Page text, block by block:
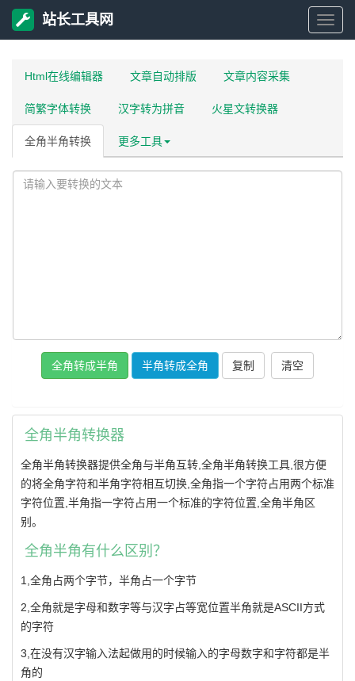
站
站长工具网
Html在线编辑器 文章自动排版 文章内容采集
简繁字体转换 汉字转为拼音 火星文转换器
全角半角转换 更多工具
复制
全角半角转换器
全角半角转换器提供全角与半角互转,全角半角转换工具,很方便
的将全角字符和半角字符相互切换,全角指一个字符占用两个标准
字符位置,半角指一字符占用一个标准的字符位置,全角半角区
别。
全角半角有什么区别？
1,全角占两个字节，半角占一个字节
2,全角就是字母和数字等与汉字占等宽位置半角就是ASCII方式
的字符
3,在没有汉字输入法起做用的时候输入的字母数字和字符都是半
角的